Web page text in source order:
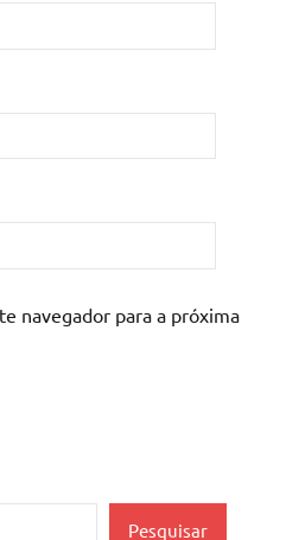
navegador para a próxima
Pesquisar